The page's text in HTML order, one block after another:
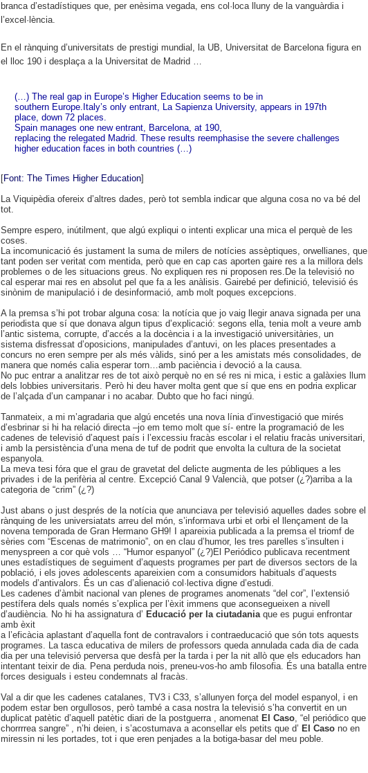
branca d’estadístiques que, per enèsima vegada, ens col·loca lluny de la vanguàrdia i
l’excel·lència.
En el rànquing d’universitats de prestigi mundial, la UB, Universitat de Barcelona figura en
el lloc 190 i desplaça a la Universitat de Madrid …
(…) The real gap in Europe’s Higher Education seems to be in
southern Europe.Italy’s only entrant, La Sapienza University, appears in 197th
place, down 72 places.
Spain manages one new entrant, Barcelona, at 190,
replacing the relegated Madrid. These results reemphasise the severe challenges
higher education faces in both countries (…)
[Font: The Times Higher Education]
La Viquipèdia ofereix d’altres dades, però tot sembla indicar que alguna cosa no va bé del
tot.
Sempre espero, inútilment, que algú expliqui o intenti explicar una mica el perquè de les
coses.
La incomunicació és justament la suma de milers de notícies assèptiques, orwellianes, que
tant poden ser veritat com mentida, però que en cap cas aporten gaire res a la millora dels
problemes o de les situacions greus. No expliquen res ni proposen res.De la televisió no
cal esperar mai res en absolut pel que fa a les anàlisis. Gairebé per definició, televisió és
sinònim de manipulació i de desinformació, amb molt poques excepcions.
A la premsa s’hi pot trobar alguna cosa: la notícia que jo vaig llegir anava signada per una
periodista que sí que donava algun tipus d’explicació: segons ella, tenia molt a veure amb
l’antic sistema, corrupte, d’accés a la docència i a la investigació universitàries, un
sistema disfressat d’oposicions, manipulades d’antuvi, on les places presentades a
concurs no eren sempre per als més vàlids, sinó per a les amistats més consolidades, de
manera que només calia esperar torn…amb paciència i devoció a la causa.
No puc entrar a analitzar res de tot això perquè no en sé res ni mica, i estic a galàxies llum
dels lobbies universitaris. Però hi deu haver molta gent que sí que ens en podria explicar
de l’alçada d’un campanar i no acabar. Dubto que ho faci ningú.
Tanmateix, a mi m’agradaria que algú encetés una nova línia d’investigació que mirés
d’esbrinar si hi ha relació directa –jo em temo molt que sí- entre la programació de les
cadenes de televisió d’aquest país i l’excessiu fracàs escolar i el relatiu fracàs universitari,
i amb la persistència d’una mena de tuf de podrit que envolta la cultura de la societat
espanyola.
La meva tesi fóra que el grau de gravetat del delicte augmenta de les públiques a les
privades i de la perifèria al centre. Excepció Canal 9 Valencià, que potser (¿?)arriba a la
categoria de “crim” (¿?)
Just abans o just després de la notícia que anunciava per televisió aquelles dades sobre el
rànquing de les universiatats arreu del món, s’informava urbi et orbi el llençament de la
novena temporada de Gran Hermano GH9! I apareixia publicada a la premsa el triomf de
sèries com “Escenas de matrimonio”, on en clau d’humor, les tres parelles s’insulten i
menyspreen a cor què vols … “Humor espanyol” (¿?)El Periódico publicava recentment
unes estadístiques de seguiment d’aquests programes per part de diversos sectors de la
població, i els joves adolescents apareixien com a consumidors habituals d’aquests
models d’antivalors. És un cas d’alienació col·lectiva digne d’estudi.
Les cadenes d’àmbit nacional van plenes de programes anomenats “del cor”, l’extensió
pestífera dels quals només s’explica per l’èxit immens que aconsegueixen a nivell
d’audiència. No hi ha assignatura d’ Educació per la ciutadaniaque es pugui enfrontar
amb èxit
a l’eficàcia aplastant d’aquella font de contravalors i contraeducació que són tots aquests
programes. La tasca educativa de milers de professors queda annulada cada dia de cada
dia per una televisió perversa que desfà per la tarda i per la nit allò que els educadors han
intentant teixir de dia. Pena perduda nois, preneu-vos-ho amb filosofia. És una batalla entre
forces desiguals i esteu condemnats al fracàs.
Val a dir que les cadenes catalanes, TV3 i C33, s’allunyen força del model espanyol, i en
podem estar ben orgullosos, però també a casa nostra la televisió s’ha convertit en un
duplicat patètic d’aquell patètic diari de la postguerra , anomenat El Caso, “el periódico que
chorrrrea sangre” , n’hi deien, i s’acostumava a aconsellar els petits que d’ El Caso no en
miressin ni les portades, tot i que eren penjades a la botiga-basar del meu poble.